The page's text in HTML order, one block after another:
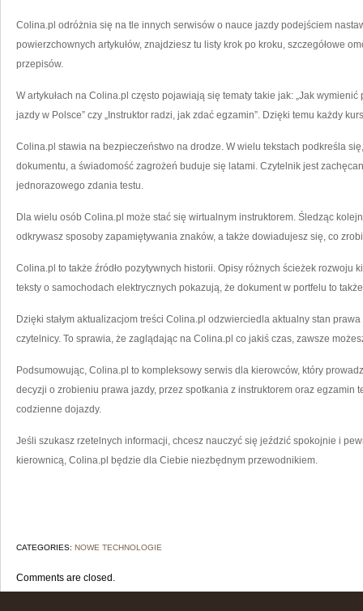
Colina.pl odróżnia się na tle innych serwisów o nauce jazdy podejściem
powierzchownych artykułów, znajdziesz tu listy krok po kroku, szczegółowe
przepisów.
W artykułach na Colina.pl często pojawiają się tematy takie jak: „Jak
jazdy w Polsce” czy „Instruktor radzi, jak zdać egzamin”. Dzięki temu każdy
Colina.pl stawia na bezpieczeństwo na drodze. W wielu tekstach podkreśla
dokumentu, a świadomość zagrożeń buduje się latami. Czytelnik jest
jednorazowego zdania testu.
Dla wielu osób Colina.pl może stać się wirtualnym instruktorem. Śledząc
odkrywasz sposoby zapamiętywania znaków, a także dowiadujesz się, co
Colina.pl to także źródło pozytywnych historii. Opisy różnych ścieżek rozwoju
teksty o samochodach elektrycznych pokazują, że dokument w portfelu to
Dzięki stałym aktualizacjom treści Colina.pl odzwierciedla aktualny stan
czytelnicy. To sprawia, że zaglądając na Colina.pl co jakiś czas, zawsze
Podsumowując, Colina.pl to kompleksowy serwis dla kierowców, który
decyzji o zrobieniu prawa jazdy, przez spotkania z instruktorem oraz egzamin
codzienne dojazdy.
Jeśli szukasz rzetelnych informacji, chcesz nauczyć się jeździć spokojnie i
kierownicą, Colina.pl będzie dla Ciebie niezbędnym przewodnikiem.
CATEGORIES: NOWE TECHNOLOGIE
Comments are closed.